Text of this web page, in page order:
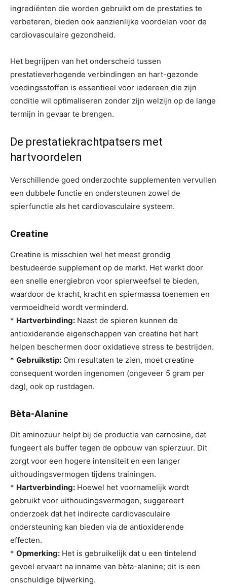
ingrediënten die worden gebruikt om de prestaties te
verbeteren, bieden ook aanzienlijke voordelen voor de
cardiovasculaire gezondheid.
Het begrijpen van het onderscheid tussen
prestatieverhogende verbindingen en hart-gezonde
voedingsstoffen is essentieel voor iedereen die zijn
conditie wil optimaliseren zonder zijn welzijn op de lange
termijn in gevaar te brengen.
De prestatiekrachtpatsers met
hartvoordelen
Verschillende goed onderzochte supplementen vervullen
een dubbele functie en ondersteunen zowel de
spierfunctie als het cardiovasculaire systeem.
Creatine
Creatine is misschien wel het meest grondig
bestudeerde supplement op de markt. Het werkt door
een snelle energiebron voor spierweefsel te bieden,
waardoor de kracht, kracht en spiermassa toenemen en
vermoeidheid wordt verminderd.
* Hartverbinding: Naast de spieren kunnen de
antioxiderende eigenschappen van creatine het hart
helpen beschermen door oxidatieve stress te bestrijden.
* Gebruikstip: Om resultaten te zien, moet creatine
consequent worden ingenomen (ongeveer 5 gram per
dag), ook op rustdagen.
Bèta-Alanine
Dit aminozuur helpt bij de productie van carnosine, dat
fungeert als buffer tegen de opbouw van spierzuur. Dit
zorgt voor een hogere intensiteit en een langer
uithoudingsvermogen tijdens trainingen.
* Hartverbinding: Hoewel het voornamelijk wordt
gebruikt voor uithoudingsvermogen, suggereert
onderzoek dat het indirecte cardiovasculaire
ondersteuning kan bieden via de antioxiderende
effecten.
* Opmerking: Het is gebruikelijk dat u een tintelend
gevoel ervaart na inname van bèta-alanine; dit is een
onschuldige bijwerking.